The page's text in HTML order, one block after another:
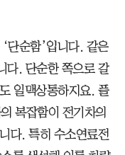
단순함’입니다. 같은
다. 단순한 쪽으로 갈
일맥상통하지요. 플
복잡함이 전기차의
다. 특히 수소연료전